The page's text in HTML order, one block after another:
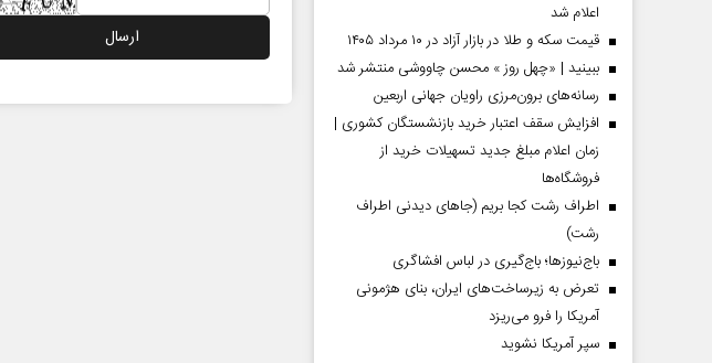
اعلام شد
قیمت سکه و طلا در بازار آزاد در ۱۰ مرداد ۱۴۰۵
ببینید | «چهل روز » محسن چاووشی منتشر شد
رسانه‌های برون‌مرزی راویان جهانی اربعین
افزایش سقف اعتبار خرید بازنشستگان کشوری |
زمان اعلام مبلغ جدید تسهیلات خرید از
فروشگاه‌ها
اطراف رشت کجا بریم (جاهای دیدنی اطراف
رشت)
باج‌نیوزها؛ باج‌گیری در لباس افشاگری
تعرض به زیرساخت‌های ایران، بنای هژمونی
آمریکا را فرو می‌ریزد
سپر آمریکا نشوید
صفحات نخست روزنامه ها‌ی‌سه‌شنبه ۶ مردادماه